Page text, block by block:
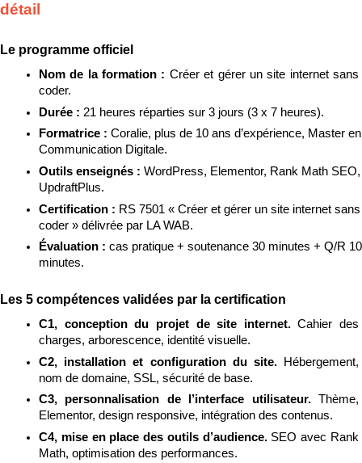
détail
Le programme officiel
Nom de la formation : Créer et gérer un site internet sans
coder.
Durée : 21 heures réparties sur 3 jours (3 x 7 heures).
Formatrice : Coralie, plus de 10 ans d’expérience, Master en
Communication Digitale.
Outils enseignés : WordPress, Elementor, Rank Math SEO,
UpdraftPlus.
Certification : RS 7501 « Créer et gérer un site internet sans
coder » délivrée par LA WAB.
Évaluation : cas pratique + soutenance 30 minutes + Q/R 10
minutes.
Les 5 compétences validées par la certification
C1, conception du projet de site internet. Cahier des
charges, arborescence, identité visuelle.
C2, installation et configuration du site. Hébergement,
nom de domaine, SSL, sécurité de base.
C3, personnalisation de l’interface utilisateur. Thème,
Elementor, design responsive, intégration des contenus.
C4, mise en place des outils d’audience. SEO avec Rank
Math, optimisation des performances.